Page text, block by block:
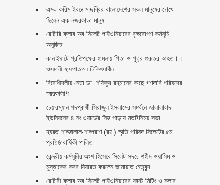
এমএ করিম ইবনে মচ্ছব্বির বাংলাদেশের সকল মানুষের চোখে
ছিলেন এক নজরকাড়া মানুষ ‎
রোটারি ক্লাব অব সিলেট পাইওনিয়ারের বৃক্ষরোপণ কর্মসূচি
অনুষ্ঠিত
কানাইঘাটে প্রতিপক্ষের হামলায় পিতা ও পুত্র গুরুতর আহত।।
ওসমানী হাসপাতালে চিকিৎসাধীন
বিরোধীদলীয় নেতা ডা. শফিকুর রহমানের কাছে গণদাবি পরিষদের
স্মারকলিপি ‎
চেয়ারম্যান পদপ্রার্থী সিরাজুল ইসলামের সমর্থনে জালালাবাদ
ইউনিয়নের ৪ নং ওয়ার্ডের নিজ পাড়ায় মতবিনিময় সভা
হযরত শাহ্জালাল-শাহ্পরাণ (রহ.) স্মৃতি পরিষদ সিলেটের ৫ম
প্রতিষ্ঠাবার্ষিকী পালিত ‎​
কেন্দ্রীয় কর্মসূচীর অংশ হিসেবে সিলেট সদরে শহীদ ওয়াসিম ও
মুস্তাকের কবর যিয়ারত করলেন জামায়াত নেতৃবৃন্দ ‎
রোটারী ক্লাব অব সিলেট পাইওনিয়ারের ফাস্ট মিটিং ও কলার